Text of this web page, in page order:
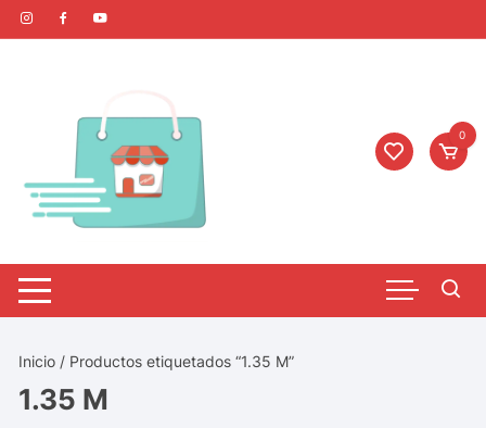
0
Inicio / Productos etiquetados “1.35 M”
1.35 M